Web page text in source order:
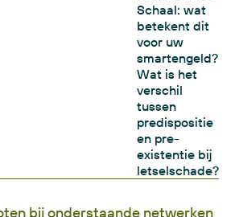
Schaal: wat
betekent dit
voor uw
smartengeld?
Wat is het
verschil
tussen
predispositie
en pre-
existentie bij
letselschade?
bij onderstaande netwerken